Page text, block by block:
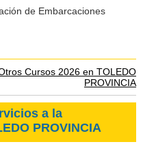
de Embarcaciones
Cursos 2026 en TOLEDO
PROVINCIA
a la
PROVINCIA